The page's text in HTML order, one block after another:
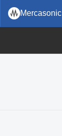
Mercasonic